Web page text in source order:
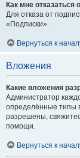
Как мне отказаться
Для отказа от
«Подписки».
Вернуться к
Вложения
Какие вложения
Администратор
определённые типы
разрешены,
помощи.
Вернуться к